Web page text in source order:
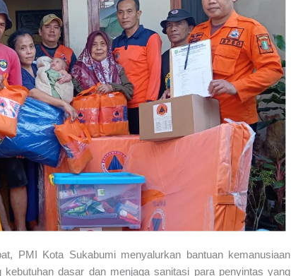
PMI Kota Sukabumi menyalurkan bantuan kemanusiaan
dasar dan menjaga sanitasi para penyintas yang